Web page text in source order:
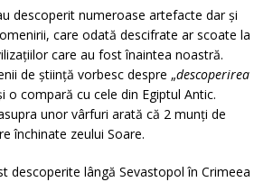
descoperit numeroase artefacte dar și
care odată descifrate ar scoate la
care au fost înaintea noastră.
de știință vorbesc despre „descoperirea
o compară cu cele din Egiptul Antic.
unor vârfuri arată că 2 munți de
închinate zeului Soare.
descoperite lângă Sevastopol în Crimeea